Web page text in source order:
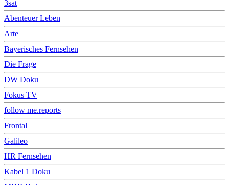
3sat
Abenteuer Leben
Arte
Bayerisches Fernsehen
Die Frage
DW Doku
Fokus TV
follow me.reports
Frontal
Galileo
HR Fernsehen
Kabel 1 Doku